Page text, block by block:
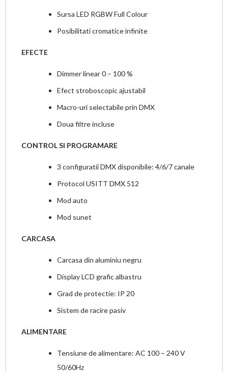
Sursa LED RGBW Full Colour
Posibilitati cromatice infinite
EFECTE
Dimmer linear 0 – 100 %
Efect stroboscopic ajustabil
Macro-uri selectabile prin DMX
Doua filtre incluse
CONTROL SI PROGRAMARE
3 configuratii DMX disponibile: 4/6/7 canale
Protocol USITT DMX 512
Mod auto
Mod sunet
CARCASA
Carcasa din aluminiu negru
Display LCD grafic albastru
Grad de protectie: IP 20
Sistem de racire pasiv
ALIMENTARE
Tensiune de alimentare: AC 100 – 240 V
50/60Hz